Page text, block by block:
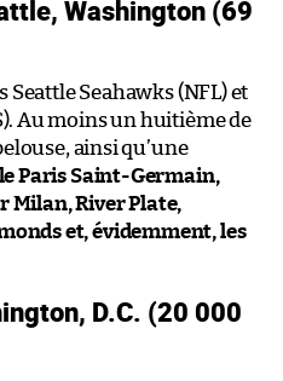
Washington (69
Seattle Seahawks (NFL) et
Au moins un huitième de
ainsi qu’une
Paris Saint-Germain,
Milan, River Plate,
et, évidemment, les
D.C. (20 000